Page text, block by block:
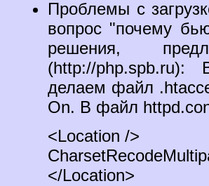
Проблемы с
вопрос "почему
решения,
(http://php.spb.ru):
делаем файл
On. В файл
<Location />
</Location>